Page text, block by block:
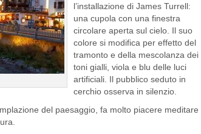
l’installazione di James Turrell:
una cupola con una finestra
circolare aperta sul cielo. Il suo
colore si modifica per effetto del
tramonto e della mescolanza dei
toni gialli, viola e blu delle luci
artificiali. Il pubblico seduto in
cerchio osserva in silenzio.
del paesaggio, fa molto piacere meditare